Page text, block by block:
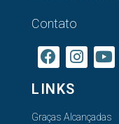
Contato
LINKS
Graças Alcançadas